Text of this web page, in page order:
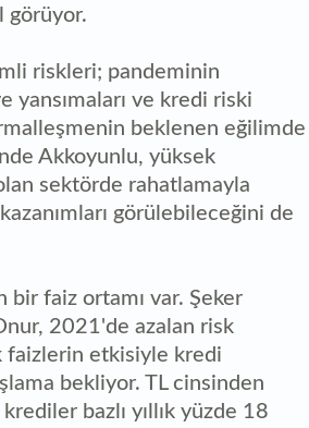
görüyor.
riskleri; pandeminin
yansımaları ve kredi riski
beklenen eğilimde
Akkoyunlu, yüksek
sektörde rahatlamayla
görülebileceğini de
bir faiz ortamı var. Şeker
2021'de azalan risk
faizlerin etkisiyle kredi
bekliyor. TL cinsinden
bazlı yıllık yüzde 18